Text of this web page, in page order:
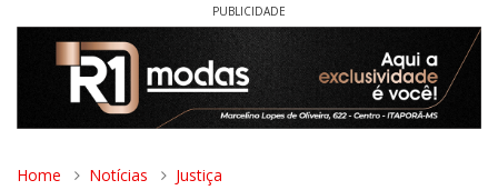
PUBLICIDADE
Home Notícias Justiça